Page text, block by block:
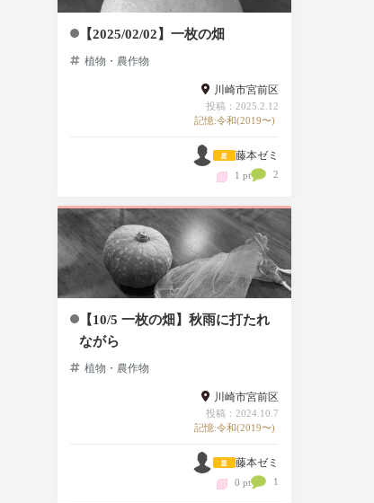
【2025/02/02】一枚の畑
植物・農作物
川崎市宮前区
投稿：2025.2.12
記憶:令和(2019〜)
藤本ゼミ
1 pt 2
【10/5 一枚の畑】秋雨に打たれ
ながら
植物・農作物
川崎市宮前区
投稿：2024.10.7
記憶:令和(2019〜)
藤本ゼミ
0 pt 1